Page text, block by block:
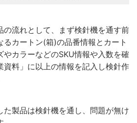
の流れとして、まず検針機を通す前
るカートン(箱)の品番情報とカート
やカラーなどのSKU情報や入数を確
資料」に以上の情報を記入し検針作
た製品は検針機を通し、問題が無け